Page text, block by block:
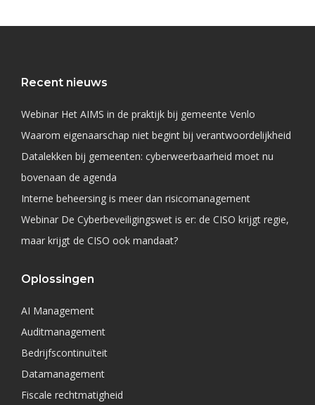
Recent nieuws
Webinar Het AIMS in de praktijk bij gemeente Venlo
Waarom eigenaarschap niet begint bij verantwoordelijkheid
Datalekken bij gemeenten: cyberweerbaarheid moet nu
bovenaan de agenda
Interne beheersing is meer dan risicomanagement
Webinar De Cyberbeveiligingswet is er: de CISO krijgt regie,
maar krijgt de CISO ook mandaat?
Oplossingen
AI Management
Auditmanagement
Bedrijfscontinuïteit
Datamanagement
Fiscale rechtmatigheid